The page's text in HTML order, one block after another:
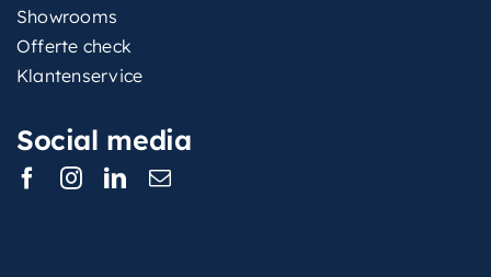
Showrooms
Offerte check
Klantenservice
Social media